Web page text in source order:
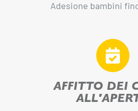
Adesione bambini
AFFITTO DEI